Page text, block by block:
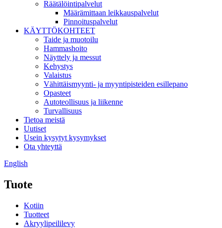
Räätälöintipalvelut
Määrämittaan leikkauspalvelut
Pinnoituspalvelut
KÄYTTÖKOHTEET
Taide ja muotoilu
Hammashoito
Näyttely ja messut
Kehystys
Valaistus
Vähittäismyynti- ja myyntipisteiden esillepano
Opasteet
Autoteollisuus ja liikenne
Turvallisuus
Tietoa meistä
Uutiset
Usein kysytyt kysymykset
Ota yhteyttä
English
Tuote
Kotiin
Tuotteet
Akryylipeililevy